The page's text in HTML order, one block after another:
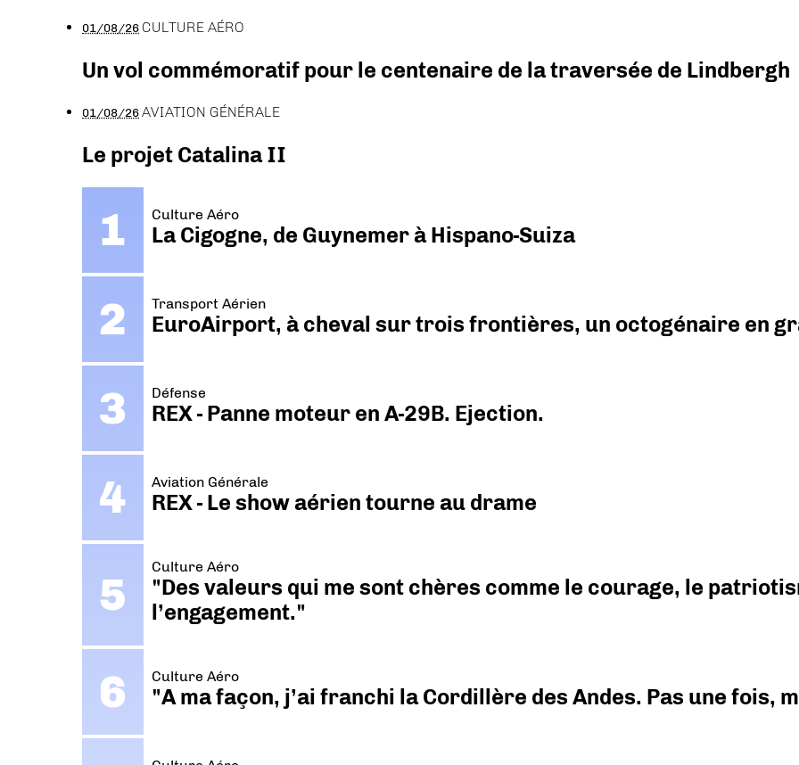
01/08/26 CULTURE AÉRO
Un vol commémoratif pour le centenaire de la traversée de Lindbergh
01/08/26AVIATION GÉNÉRALE
Le projet Catalina II
Culture Aéro
La Cigogne, de Guynemer à Hispano-Suiza
Transport Aérien
EuroAirport, à cheval sur trois frontières, un octogénaire en
Défense
REX - Panne moteur en A-29B. Ejection.
Aviation Générale
REX - Le show aérien tourne au drame
Culture Aéro
"Des valeurs qui me sont chères comme le courage, le
l’engagement."
Culture Aéro
"A ma façon, j’ai franchi la Cordillère des Andes. Pas une fois,